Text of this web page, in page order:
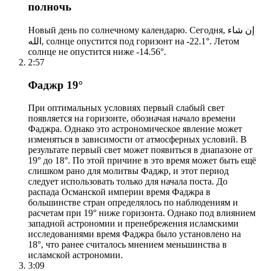
полночь
Новый день по солнечному календарю. Сегодня, إن شاء
الله, солнце опустится под горизонт на -22.1°. Летом
солнце не опустится ниже -14.56°.
2:57
Фаджр 19°
При оптимальных условиях первый слабый свет
появляется на горизонте, обозначая начало времени
Фаджра. Однако это астрономическое явление может
изменяться в зависимости от атмосферных условий. В
результате первый свет может появиться в диапазоне от
19° до 18°. По этой причине в это время может быть ещё
слишком рано для молитвы Фаджр, и этот период
следует использовать только для начала поста. До
распада Османской империи время Фаджра в
большинстве стран определялось по наблюдениям и
расчетам при 19° ниже горизонта. Однако под влиянием
западной астрономии и пренебрежения исламскими
исследованиями время Фаджра было установлено на
18°, что ранее считалось мнением меньшинства в
исламской астрономии.
3:09